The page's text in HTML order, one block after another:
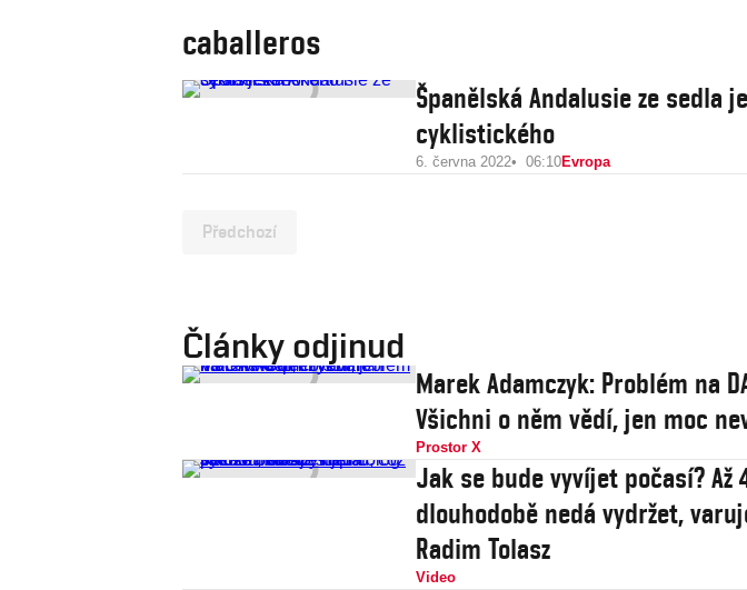
caballeros
Španělská Andalusie ze sedla
cyklistického
6. června 2022 06:10Evropa
Předchozí
Články odjinud
Marek Adamczyk: Problém na
Všichni o něm vědí, jen moc
Prostor X
Jak se bude vyvíjet počasí? Až
dlouhodobě nedá vydržet,
Radim Tolasz
Video